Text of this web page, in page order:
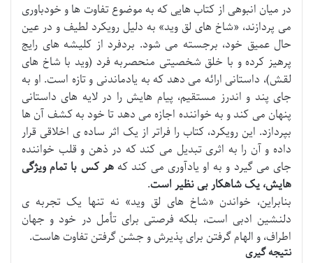
در میان انبوهی از کتاب هایی که به موضوع تفاوت ها و خودباوری
می پردازند، «شاخ های لق وید» به دلیل رویکرد لطیف و در عین
حال عمیق خود، برجسته می شود. بردفرد از کلیشه های رایج
پرهیز کرده و با خلق شخصیتی منحصربه فرد (وید با شاخ های
لقش)، داستانی ارائه می دهد که به یادماندنی و تازه است. او به
جای پند و اندرز مستقیم، پیام هایش را در لایه های داستانی
پنهان می کند و به خواننده اجازه می دهد تا خود به کشف آن ها
بپردازد. این رویکرد، کتاب را فراتر از یک اثر ساده ی اخلاقی قرار
داده و آن را به اثری تبدیل می کند که در ذهن و قلب خواننده
جای می گیرد و به او یادآوری می کند کههر کس با تمام ویژگی
هایش، یک شاهکار بی نظیر است.
بنابراین، خواندن «شاخ های لق وید» نه تنها یک تجربه ی
دلنشین ادبی است، بلکه فرصتی برای تأمل در خود و جهان
اطراف، و الهام گرفتن برای پذیرش و جشن گرفتن تفاوت هاست.
نتیجه گیری